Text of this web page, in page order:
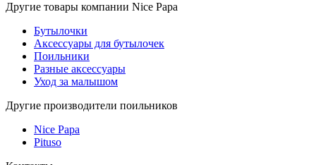
Другие товары компании Nice Papa
Бутылочки
Аксессуары для бутылочек
Поильники
Разные аксессуары
Уход за малышом
Другие производители поильников
Nice Papa
Pituso